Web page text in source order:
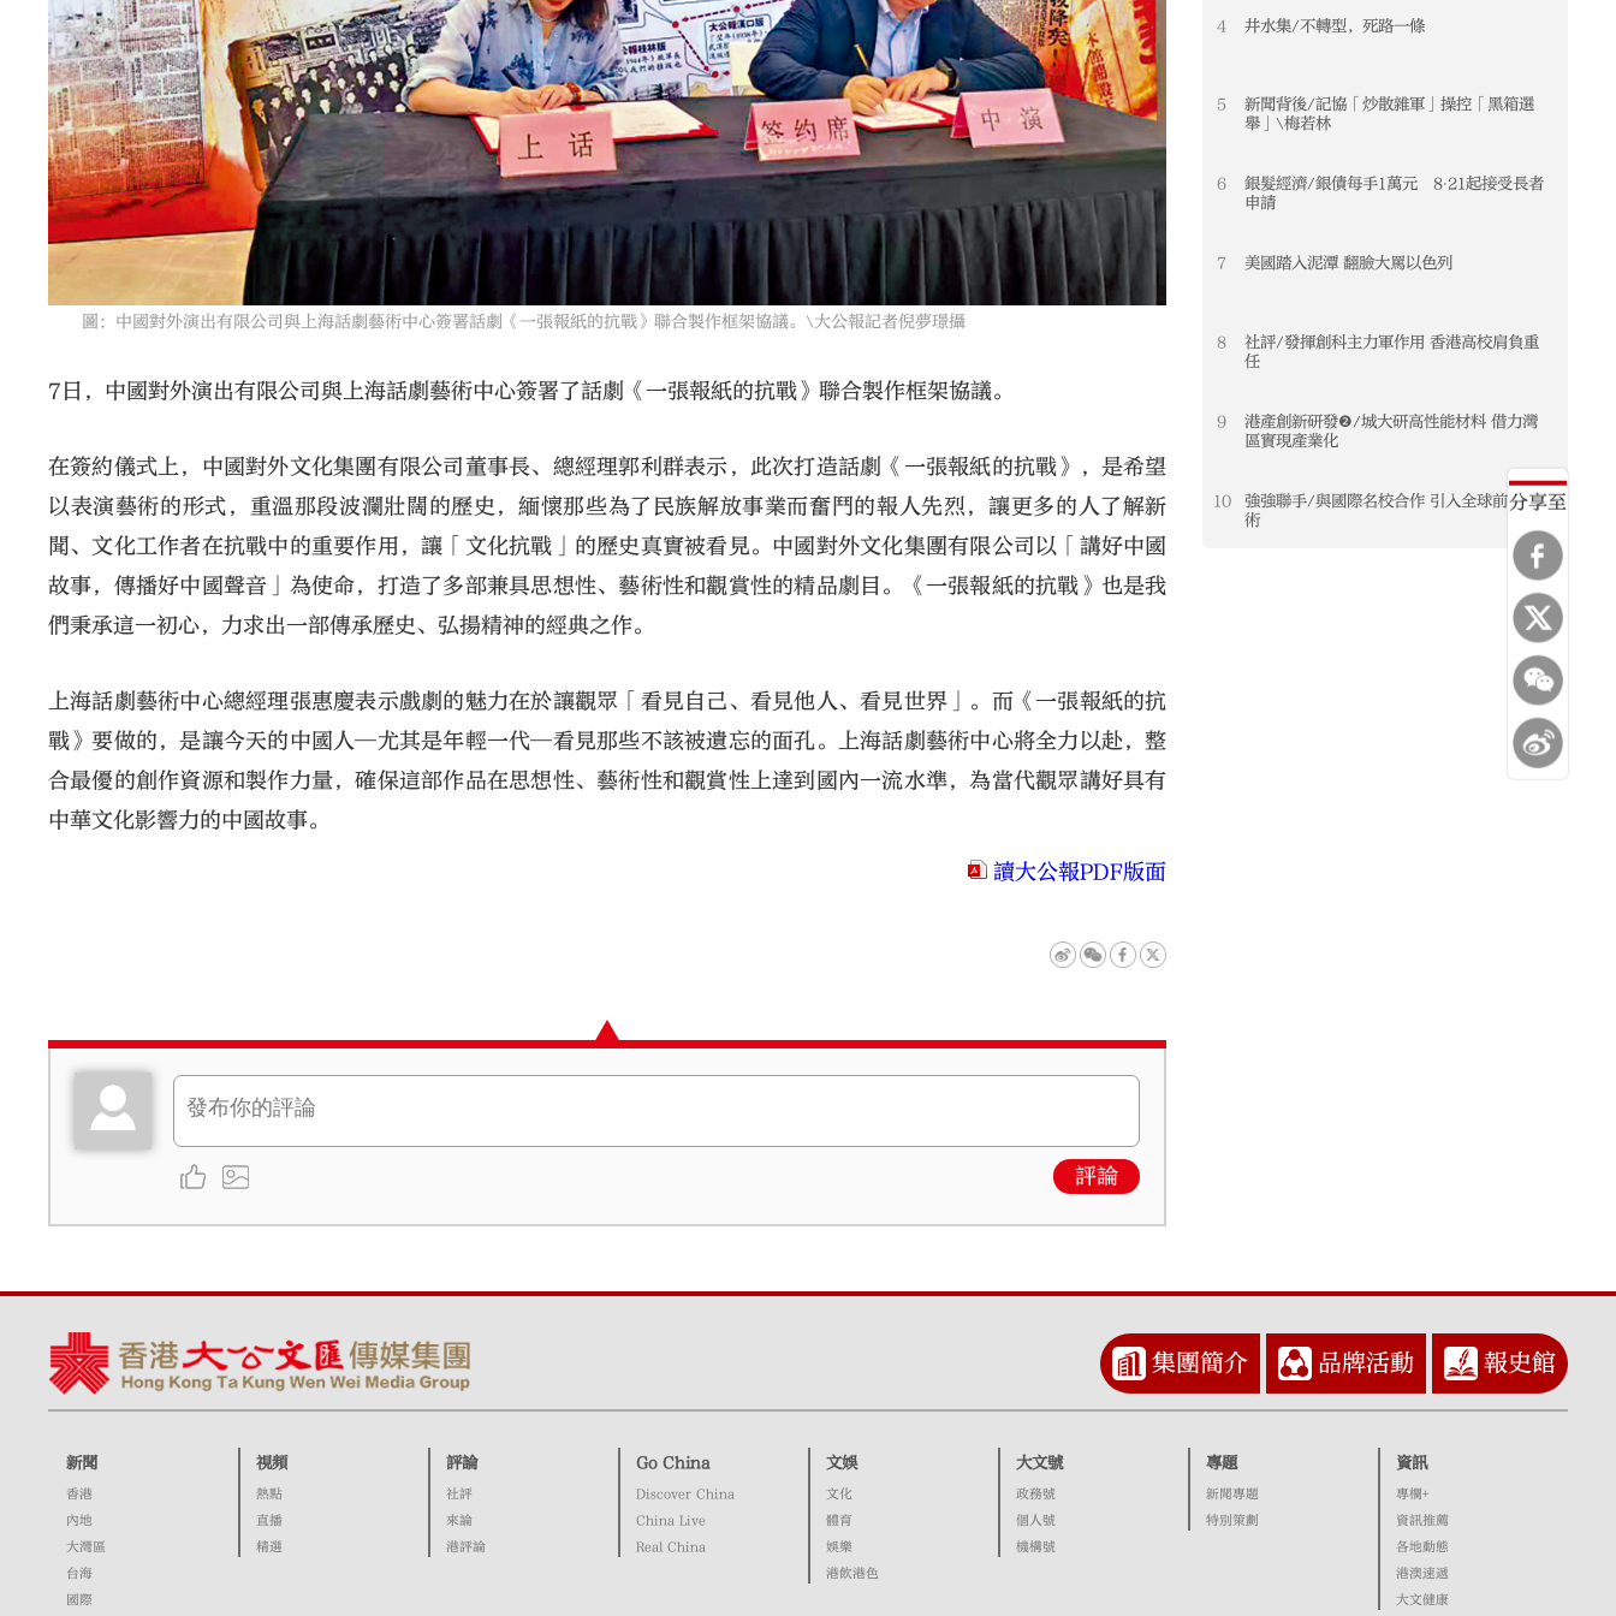
分享至
圖：中國對外演出有限公司與上海話劇藝術中心簽署話劇《一張報紙的抗戰》聯合製作框架協議。\大公報記者倪夢璟攝
7日，中國對外演出有限公司與上海話劇藝術中心簽署了話劇《一張報紙的抗戰》聯合製作框架協議。
在簽約儀式上，中國對外文化集團有限公司董事長、總經理郭利群表示，此次打造話劇《一張報紙的抗戰》，是希望
以表演藝術的形式，重溫那段波瀾壯闊的歷史，緬懷那些為了民族解放事業而奮鬥的報人先烈，讓更多的人了解新
聞、文化工作者在抗戰中的重要作用，讓「文化抗戰」的歷史真實被看見。中國對外文化集團有限公司以「講好中國
故事，傳播好中國聲音」為使命，打造了多部兼具思想性、藝術性和觀賞性的精品劇目。《一張報紙的抗戰》也是我
們秉承這一初心，力求出一部傳承歷史、弘揚精神的經典之作。
上海話劇藝術中心總經理張惠慶表示戲劇的魅力在於讓觀眾「看見自己、看見他人、看見世界」。而《一張報紙的抗
戰》要做的，是讓今天的中國人─尤其是年輕一代─看見那些不該被遺忘的面孔。上海話劇藝術中心將全力以赴，整
合最優的創作資源和製作力量，確保這部作品在思想性、藝術性和觀賞性上達到國內一流水準，為當代觀眾講好具有
中華文化影響力的中國故事。
讀大公報PDF版面
評論
4 井水集/不轉型，死路一條
5
新聞背後/記協「炒散雜軍」操控「黑箱選
舉」\梅若林
6
銀髮經濟/銀債每手1萬元 8‧21起接受長者
申請
7 美國踏入泥潭 翻臉大罵以色列
8
社評/發揮創科主力軍作用 香港高校肩負重
任
9
港產創新研發❷/城大研高性能材料 借力灣
區實現產業化
10
強強聯手/與國際名校合作 引入全球前沿技
術
集團簡介 品牌活動 報史館
新聞
香港
內地
大灣區
台海
國際
視頻
熱點
直播
精選
評論
社評
來論
港評論
Go China
Discover China
China Live
Real China
文娛
文化
體育
娛樂
港飲港色
大文號
政務號
個人號
機構號
專題
新聞專題
特別策劃
資訊
專欄+
資訊推薦
各地動態
港澳速遞
大文健康